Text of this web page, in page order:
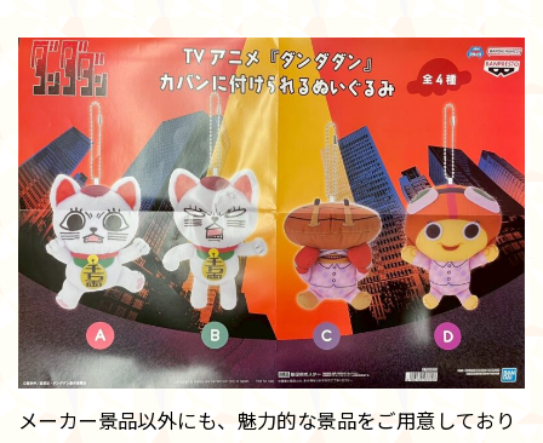
メーカー景品以外にも、魅力的な景品をご用意しており